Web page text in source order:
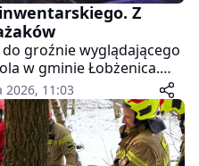
Z
groźnie wyglądającego
w gminie Łobżenica.
inwentarskim, w którym
szczęście nikt nie został
w porę ewakuować.
2026, 11:03